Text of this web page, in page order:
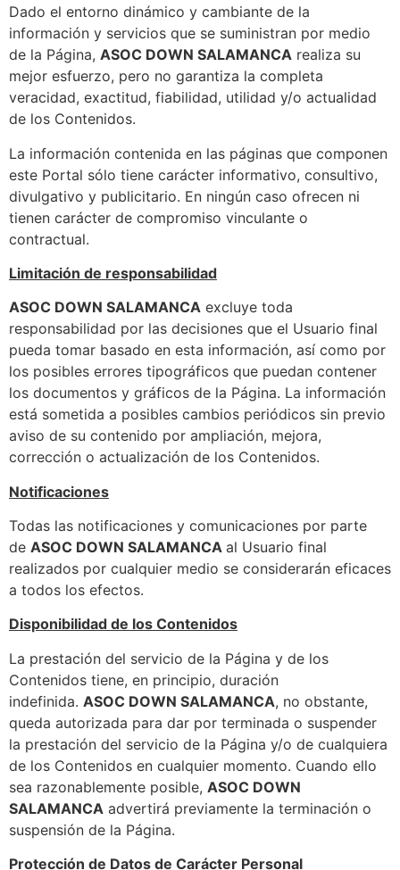
Dado el entorno dinámico y cambiante de la
información y servicios que se suministran por medio
de la Página, ASOC DOWN SALAMANCA realiza su
mejor esfuerzo, pero no garantiza la completa
veracidad, exactitud, fiabilidad, utilidad y/o actualidad
de los Contenidos.
La información contenida en las páginas que componen
este Portal sólo tiene carácter informativo, consultivo,
divulgativo y publicitario. En ningún caso ofrecen ni
tienen carácter de compromiso vinculante o
contractual.
Limitación de responsabilidad
ASOC DOWN SALAMANCA excluye toda
responsabilidad por las decisiones que el Usuario final
pueda tomar basado en esta información, así como por
los posibles errores tipográficos que puedan contener
los documentos y gráficos de la Página. La información
está sometida a posibles cambios periódicos sin previo
aviso de su contenido por ampliación, mejora,
corrección o actualización de los Contenidos.
Notificaciones
Todas las notificaciones y comunicaciones por parte
de ASOC DOWN SALAMANCA al Usuario final
realizados por cualquier medio se considerarán eficaces
a todos los efectos.
Disponibilidad de los Contenidos
La prestación del servicio de la Página y de los
Contenidos tiene, en principio, duración
indefinida. ASOC DOWN SALAMANCA, no obstante,
queda autorizada para dar por terminada o suspender
la prestación del servicio de la Página y/o de cualquiera
de los Contenidos en cualquier momento. Cuando ello
sea razonablemente posible, ASOC DOWN
SALAMANCA advertirá previamente la terminación o
suspensión de la Página.
Protección de Datos de Carácter Personal